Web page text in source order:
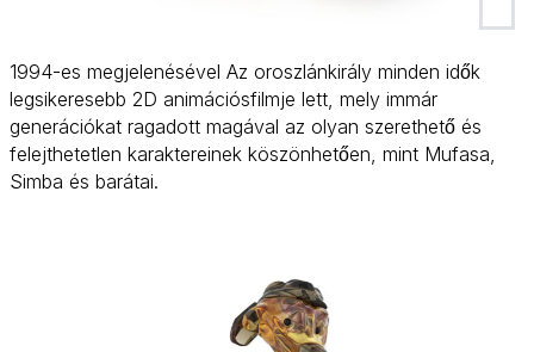
1994-es megjelenésével Az oroszlánkirály minden idők
legsikeresebb 2D animációsfilmje lett, mely immár
generációkat ragadott magával az olyan szerethető és
felejthetetlen karaktereinek köszönhetően, mint Mufasa,
Simba és barátai.